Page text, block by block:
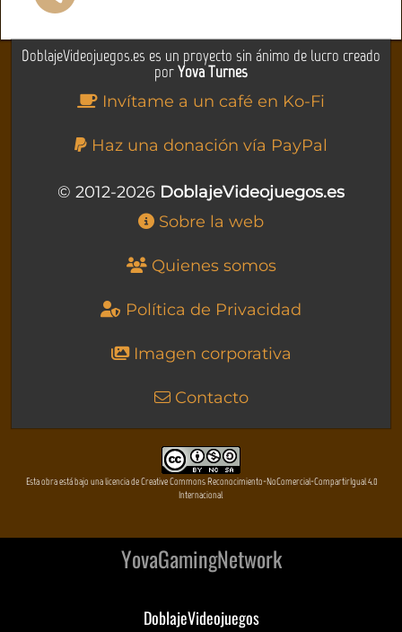
DoblajeVideojuegos.es es un proyecto sin ánimo de lucro creado
porYova Turnes
Invítame a un café en Ko-Fi
Haz una donación vía PayPal
© 2012-2026 DoblajeVideojuegos.es
Sobre la web
Quienes somos
Política de Privacidad
Imagen corporativa
Contacto
Esta obra está bajo una licencia de Creative Commons Reconocimiento-NoComercial-CompartirIgual 4.0
Internacional
YovaGamingNetwork
DoblajeVideojuegos